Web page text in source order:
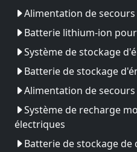
Alimentation de
Batterie lithium-ion pour
Système de stockage
Batterie de stockage
Alimentation de
Système de recharge
électriques
Batterie de stockage